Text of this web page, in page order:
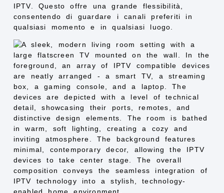
IPTV. Questo offre una grande flessibilità,
consentendo di guardare i canali preferiti in
qualsiasi momento e in qualsiasi luogo.